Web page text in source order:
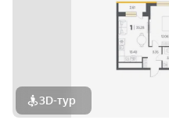
3D-тур